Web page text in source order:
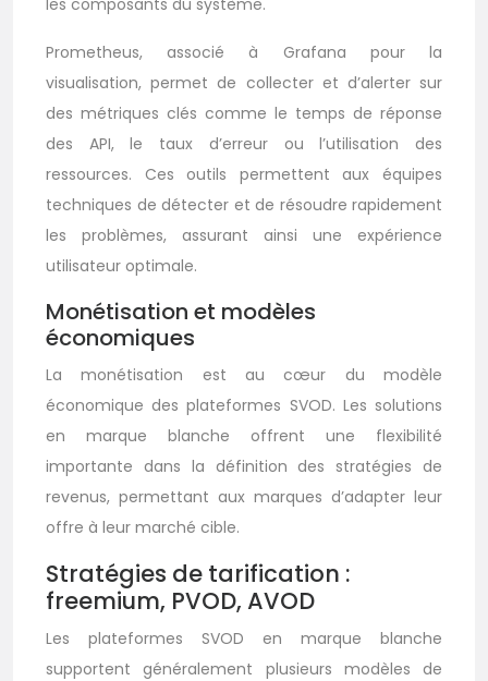
les composants du système.
Prometheus, associé à Grafana pour la
visualisation, permet de collecter et d’alerter sur
des métriques clés comme le temps de réponse
des API, le taux d’erreur ou l’utilisation des
ressources. Ces outils permettent aux équipes
techniques de détecter et de résoudre rapidement
les problèmes, assurant ainsi une expérience
utilisateur optimale.
Monétisation et modèles
économiques
La monétisation est au cœur du modèle
économique des plateformes SVOD. Les solutions
en marque blanche offrent une flexibilité
importante dans la définition des stratégies de
revenus, permettant aux marques d’adapter leur
offre à leur marché cible.
Stratégies de tarification :
freemium, PVOD, AVOD
Les plateformes SVOD en marque blanche
supportent généralement plusieurs modèles de